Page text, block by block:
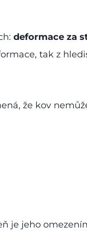
deformace za
tak z
že kov
je jeho